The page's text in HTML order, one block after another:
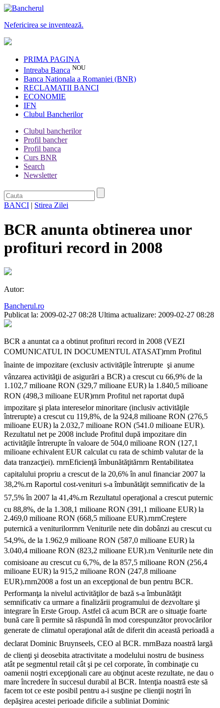
Nefericirea se inventează.
PRIMA PAGINA
Intreaba Banca NOU
Banca Nationala a Romaniei (BNR)
RECLAMATII BANCI
ECONOMIE
IFN
Clubul Bancherilor
Clubul bancherilor
Profil bancher
Profil banca
Curs BNR
Search
Newsletter
BANCI | Stirea Zilei
BCR anunta obtinerea unor
profituri record in 2008
Autor:
Bancherul.ro
Publicat la: 2009-02-27 08:28 Ultima actualizare: 2009-02-27 08:28
BCR a anuntat ca a obtinut profituri record in 2008 (VEZI
COMUNICATUL IN DOCUMENTUL ATASAT)rnrn Profitul
înainte de impozitare (exclusiv activităţile întrerupte  şi anume
vânzarea activităţii de asigurări a BCR) a crescut cu 66,9% de la
1.102,7 milioane RON (329,7 milioane EUR) la 1.840,5 milioane
RON (498,3 milioane EUR)rnrn Profitul net raportat după
impozitare şi plata intereselor minoritare (inclusiv activităţile
întrerupte) a crescut cu 119,8%, de la 924,8 milioane RON (276,5
milioane EUR) la 2.032,7 milioane RON (541.0 milioane EUR).
Rezultatul net pe 2008 include Profitul după impozitare din
activităţile întrerupte în valoare de 504,0 milioane RON (127,1
milioane echivalent EUR calculat cu rata de schimb valutar de la
data tranzacţiei). rnrnEficienţă îmbunătăţitărnrn Rentabilitatea
capitalului propriu a crescut de la 20,6% în anul financiar 2007 la
38,2%.rn Raportul cost-venituri s-a îmbunătăţit semnificativ de la
57,5% în 2007 la 41,4%.rn Rezultatul operaţional a crescut puternic
cu 88,8%, de la 1.308,1 milioane RON (391,1 milioane EUR) la
2.469,0 milioane RON (668,5 milioane EUR).rnrnCreştere
puternică a veniturilorrnrn Veniturile nete din dobânzi au crescut cu
54,9%, de la 1.962,9 milioane RON (587,0 milioane EUR) la
3.040,4 milioane RON (823,2 milioane EUR).rn Veniturile nete din
comisioane au crescut cu 6,7%, de la 857,5 milioane RON (256,4
milioane EUR) la 915,2 milioane RON (247,8 milioane
EUR).rnrn2008 a fost un an excepţional de bun pentru BCR.
Performanţa la nivelul activităţilor de bază s-a îmbunătăţit
semnificativ ca urmare a finalizării programului de dezvoltare şi
integrare în Erste Group. Astfel că acum BCR are o situaţie foarte
bună care îi permite să răspundă în mod corespunzător provocărilor
generate de climatul operaţional atât de diferit din această perioadă a
declarat Dominic Bruynseels, CEO al BCR. rnrnBaza noastră largă
de clienţi şi deosebita atractivitate a modelului nostru de business
atât pe segmentul retail cât şi pe cel corporate, în combinaţie cu
oamenii noştri excepţionali care au obţinut aceste rezultate, ne dau o
mare încredere în succesul durabil al BCR. Intenţia noastră este să
facem tot ce este posibil pentru a-i susţine pe clienţii noştri în
depăşirea acestei perioade dificile a subliniat Dominic